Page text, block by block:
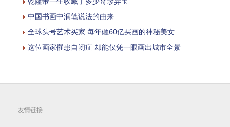
中国书画中润笔说法的由来
全球头号艺术买家 每年砸60亿买画的神秘美女
这位画家罹患自闭症 却能仅凭一眼画出城市全景
友情链接